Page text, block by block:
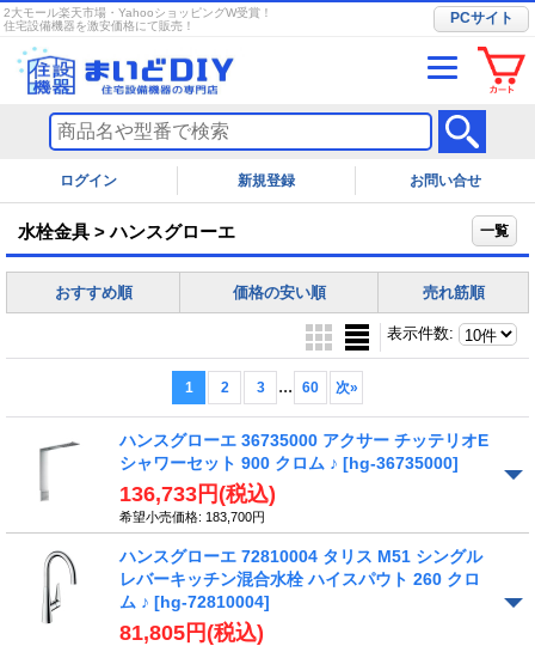
2大モール楽天市場・YahooショッピングW受賞！
住宅設備機器を激安価格にて販売！
PCサイト
ログイン お問い合せ
水栓金具 > ハンスグローエ 一覧
おすすめ順 価格の安い順 売れ筋順
表示件数:
1 2 3 ... 60 次»
ハンスグローエ 36735000 アクサー チッテリオE
シャワーセット 900 クロム ♪ [hg-36735000]
136,733円 (税込)
希望小売価格: 183,700円
ハンスグローエ 72810004 タリス M51 シングル
レバーキッチン混合水栓 ハイスパウト 260 クロ
ム ♪ [hg-72810004]
81,805円 (税込)